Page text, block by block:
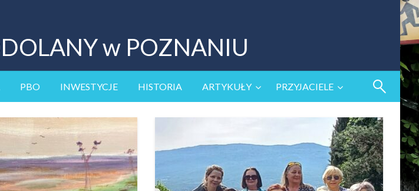
w POZNANIU
PBO INWESTYCJE HISTORIA ARTYKUŁY PRZYJACIELE